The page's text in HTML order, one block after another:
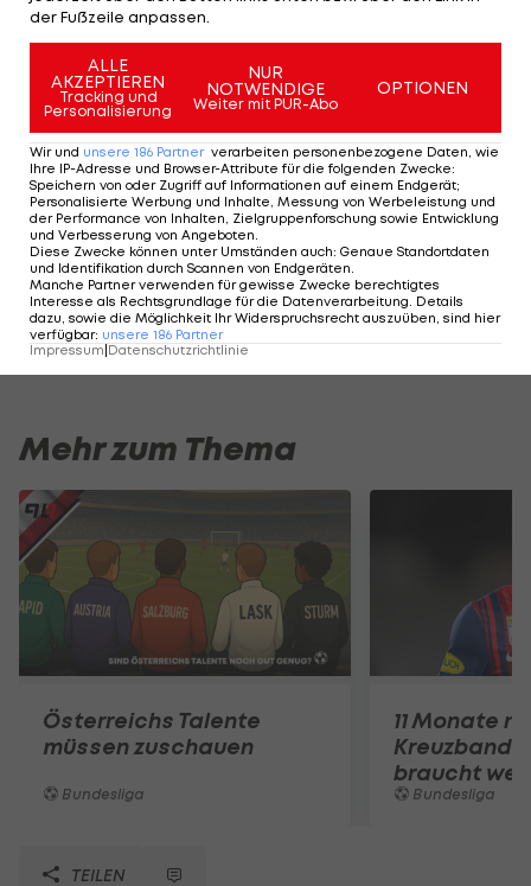
und Franz Wohlfahrt (Austria-Sportchef) sich über
ihn unterhalten haben könnten.
Offiziell kommentiert Wohlfahrt keine Namen.
Letsch:
"Wir
hängen
in der
drin"
Bundesliga
Mehr zum Thema
Österreichs Talente
müssen zuschauen
Bundesliga
11 Monate
braucht
Bundesliga
TEILEN
der Fußzeile anpassen.
ALLE
AKZEPTIEREN
Tracking und
Personalisierung
NUR
NOTWENDIGE
Weiter mit PUR-Abo
OPTIONEN
Wir und unsere 186 Partner verarbeiten personenbezogene Daten, wie
Ihre IP-Adresse und Browser-Attribute für die folgenden Zwecke:
Speichern von oder Zugriff auf Informationen auf einem Endgerät;
Personalisierte Werbung und Inhalte, Messung von Werbeleistung und
der Performance von Inhalten, Zielgruppenforschung sowie Entwicklung
und Verbesserung von Angeboten
Diese Zwecke können unter Umständen auch: Genaue Standortdaten
und Identifikation durch Scannen von Endgeräten
Manche Partner verwenden für gewisse Zwecke berechtigtes
Interesse als Rechtsgrundlage für die Datenverarbeitung. Details
dazu, sowie die Möglichkeit Ihr Widerspruchsrecht auszuüben, sind hier
verfügbar: unsere 186 Partner
Impressum|Datenschutzrichtlinie